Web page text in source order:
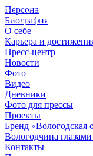
Персона
Биография
О себе
Карьера и
Пресс-центр
Новости
Фото
Видео
Дневники
Фото для прессы
Проекты
Бренд «Вологодская
Вологодчина
Контакты
© 2012 - 2023,
КУВШИННИКОВ